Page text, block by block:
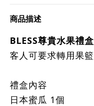
商品描述
BLESS尊貴水果禮盒
客人可要求轉用果籃
禮盒內容
日本蜜瓜 1個